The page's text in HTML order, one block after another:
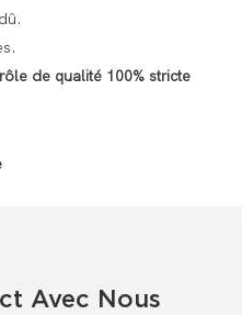
de qualité 100% stricte
Avec Nous